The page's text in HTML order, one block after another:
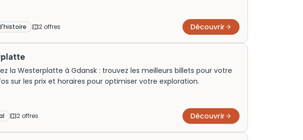
2 offres Découvrir
la Westerplatte à Gdansk : trouvez les meilleurs billets pour votre
sur les prix et horaires pour optimiser votre exploration.
2 offres Découvrir